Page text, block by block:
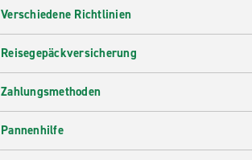
Verschiedene Richtlinien
Reisegepäckversicherung
Zahlungsmethoden
Pannenhilfe